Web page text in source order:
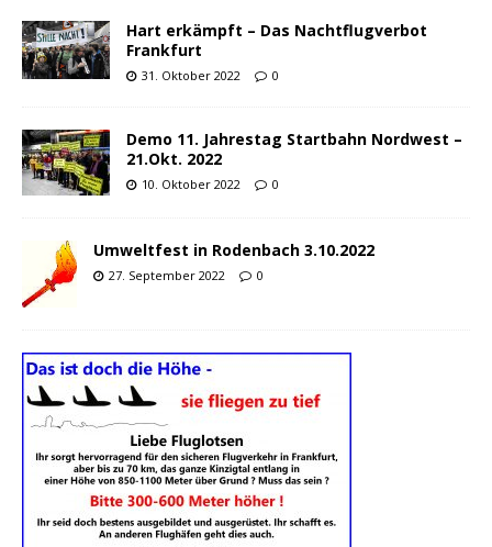
Hart erkämpft – Das Nachtflugverbot
Frankfurt
31. Oktober 2022 0
Demo 11. Jahrestag Startbahn Nordwest –
21.Okt. 2022
10. Oktober 2022 0
Umweltfest in Rodenbach 3.10.2022
27. September 2022 0